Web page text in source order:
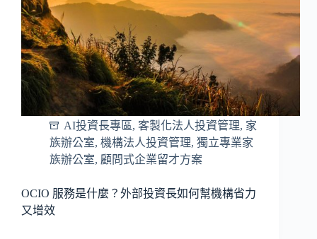
AI投資長專區, 客製化法人投資管理, 家
族辦公室, 機構法人投資管理, 獨立專業家
族辦公室, 顧問式企業留才方案
OCIO 服務是什麼？外部投資長如何幫機構省力
又增效